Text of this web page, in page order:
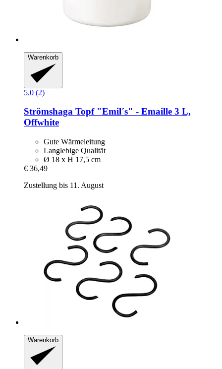
Warenkorb
5.0 (2)
Strömshaga Topf "Emil´s" -​ Emaille 3 L,
Offwhite
Gute Wärmeleitung
Langlebige Qualität
Ø 18 x H 17,5 cm
€ 36,49
Zustellung bis 11. August
Warenkorb